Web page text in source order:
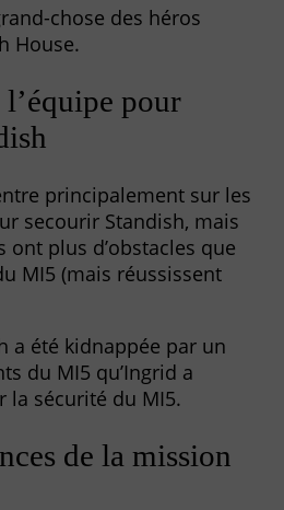
chose des héros
House.
pour
principalement sur les
secourir Standish, mais
ont plus d’obstacles que
MI5 (mais réussissent
a été kidnappée par un
du MI5 qu’Ingrid a
la sécurité du MI5.
de la mission